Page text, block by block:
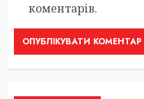
коментарів.